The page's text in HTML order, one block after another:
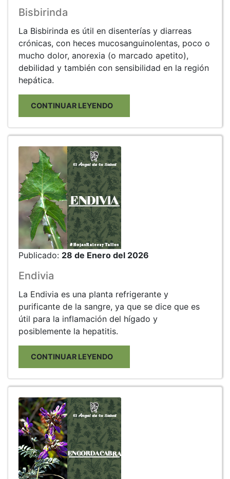
Bisbirinda
La Bisbirinda es útil en disenterías y diarreas
crónicas, con heces mucosanguinolentas, poco o
mucho dolor, anorexia (o marcado apetito),
debilidad y también con sensibilidad en la región
hepática.
CONTINUAR LEYENDO
Publicado: 28 de Enero del 2026
Endivia
La Endivia es una planta refrigerante y
purificante de la sangre, ya que se dice que es
útil para la inflamación del hígado y
posiblemente la hepatitis.
CONTINUAR LEYENDO